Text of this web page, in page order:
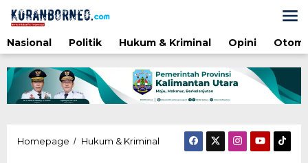
konten
Nasional
Politik Hukum & Kriminal Opini
Homepage / Hukum & Kriminal